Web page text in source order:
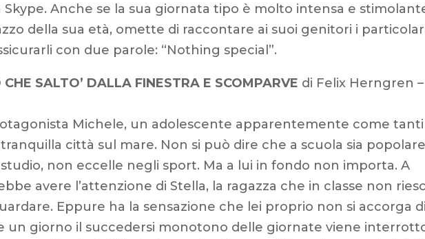
Skype. Anche se la sua giornata tipo è molto intensa e
della sua età, omette di raccontare ai suoi genitori i
con due parole: “Nothing special”.
SALTO’ DALLA FINESTRA E SCOMPARVE di Felix Herngren –
Michele, un adolescente apparentemente come tanti
città sul mare. Non si può dire che a scuola sia
non eccelle negli sport. Ma a lui in fondo non importa. A
avere l’attenzione di Stella, la ragazza che in classe non
Eppure ha la sensazione che lei proprio non si accorga di
un giorno il succedersi monotono delle giornate viene